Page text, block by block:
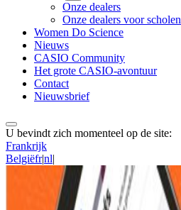
Onze dealers
Onze dealers voor scholen
Women Do Science
Nieuws
CASIO Community
Het grote CASIO-avontuur
Contact
Nieuwsbrief
U bevindt zich momenteel op de site:
Frankrijk
Belgiëfr|nl|